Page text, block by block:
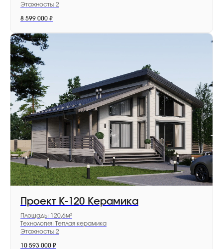
Этажность: 2
8 599 000 ₽
Проект К-120 Керамика
Площадь: 120,6м²
Технология: Теплая керамика
Этажность: 2
10 593 000 ₽
Площадь от 4 до 18 соток
Рассрочка без
Экологически чистые районы
Подмосковья
Готовые коммуникации:
электричество, газ, дороги
Компания Good-Zem более 11 лет
инфраструктурой и безопасной
средой. Мы превращаем сложные
этапы покупки и обустройства
в четкий алгоритм, чтобы дом у леса
или у реки стал для вас не мечтой,
а реальностью
У всех наших поселков: